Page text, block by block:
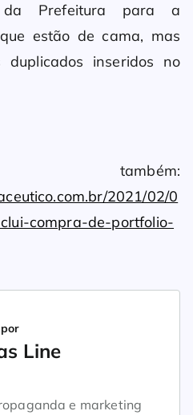
Prefeitura para a
estão de cama, mas
duplicados inseridos no
2021/02/0
compra-de-portfolio-
Line
e marketing